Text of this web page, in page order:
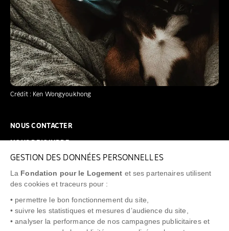
GESTION DES DONNÉES PERSONNELLES
La Fondation pour le Logement et ses partenaires utilisent
des cookies et traceurs pour :
• permettre le bon fonctionnement du site,
• suivre les statistiques et mesures d’audience du site,
• analyser la performance de nos campagnes publicitaires et
Crédit : Ken Wongyoukhong
NOUS CONTACTER
FAQ
NEWSLETTER